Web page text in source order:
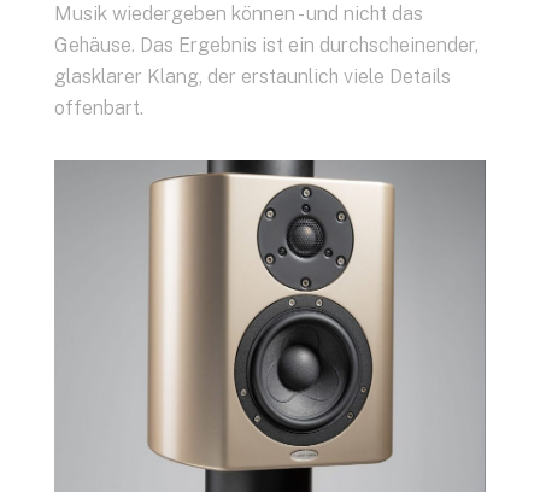
Musik wiedergeben können - und nicht das
Gehäuse. Das Ergebnis ist ein durchscheinender,
glasklarer Klang, der erstaunlich viele Details
offenbart.